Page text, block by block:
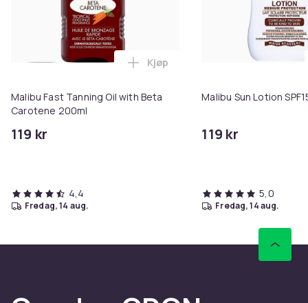
Malibu Fast Tanning Oil with Beta
Carotene 200ml
119 kr
Legg Malibu Fast Tanning Oil
Kjøp
4,4
fredag, 14 aug.
Malibu Sun Lotion
119 kr
5,0
fredag, 14 aug.